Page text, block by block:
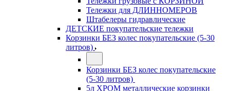
Тележки для ДЛИННОМЕРОВ
Штабелеры гидравлические
ДЕТСКИЕ покупательские тележки
Корзинки БЕЗ колес покупательские (5-30
литров)
Корзинки БЕЗ колес покупательские
(5-30 литров)
5л ХРОМ металлические корзинки